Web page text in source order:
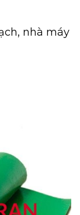
nhà máy